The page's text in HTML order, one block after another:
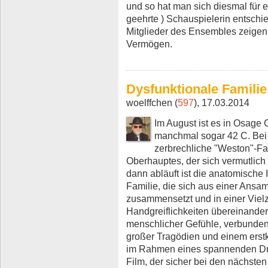
und so hat man sich diesmal für
geehrte ) Schauspielerin
Mitglieder des Ensembles
Vermögen.
Dysfunktionale Familie
woelffchen (597), 17.03.2014
Im August ist es in
manchmal sogar 42 C.
zerbrechliche "Weston"-
Oberhauptes, der sich
dann abläuft ist die
Familie, die sich aus einer
zusammensetzt und in einer
Handgreiflichkeiten
menschlicher Gefühle,
großer Tragödien und einem
im Rahmen eines spannenden
Film, der sicher bei den